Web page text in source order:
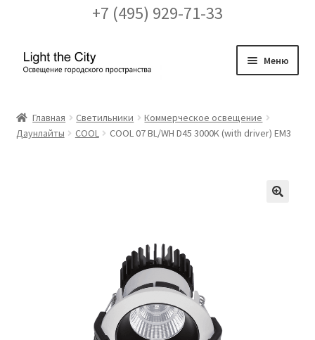
+7 (495) 929-71-33
Перейти
Перейти
Меню
FAQ про кронштейны
Заказ проекта освещения
Главная Светильники
Коммерческое освещение
Даунлайты
COOL COOL 07 BL/WH D45 3000K (with driver) EM3